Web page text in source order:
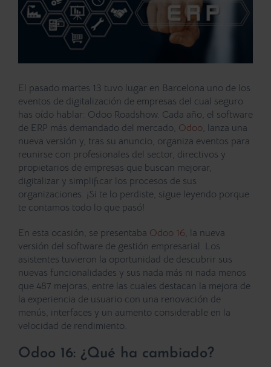
grande
El pasado martes 13 tuvo lugar en Barcelona uno de los
eventos de digitalización de empresas del cual seguro
has oído hablar: Odoo Roadshow. Cada año, el software
de ERP más demandado del mercado, Odoo , lanza una
nueva versión y, tras su anuncio, organiza eventos para
reunirse con profesionales del sector, directivos y
propietarios de empresas que buscan mejorar,
digitalizar y simplificar los procesos de sus
organizaciones . ¡Si te lo perdiste, sigue leyendo porque
te contamos todo lo que pasó!
En esta ocasión, se presentaba Odoo 16 , la nueva
versión del software de gestión empresarial. Los
asistentes tuvieron la oportunidad de descubrir sus
nuevas funcionalidades y sus nada más ni nada menos
que 487 mejoras, entre las cuales destacan la mejora de
la experiencia de usuario con una renovación de
menús, interfaces y un aumento considerable en la
velocidad de rendimiento.
Odoo 16: ¿Qué ha cambiado?